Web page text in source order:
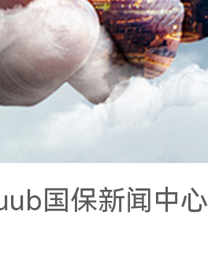
国保新闻中心